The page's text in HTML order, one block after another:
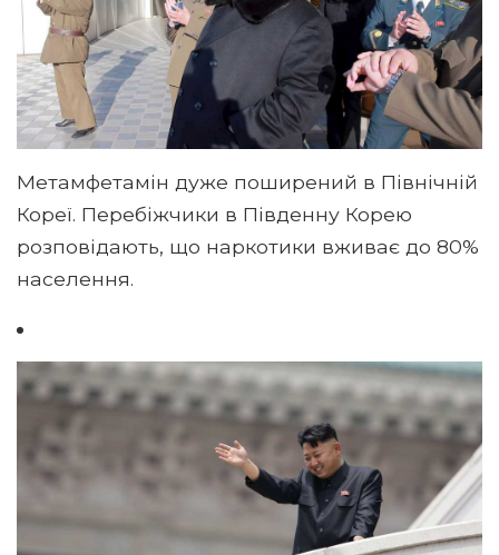
Метамфетамін дуже поширений в Північній
Кореї. Перебіжчики в Південну Корею
розповідають, що наркотики вживає до 80%
населення.